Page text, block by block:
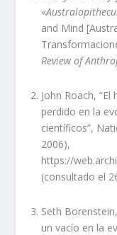
«
and Mind
Review of
John Roach,
perdido en la
científicos”,
2006),
https://
(consultado el
Seth
un vacío en la